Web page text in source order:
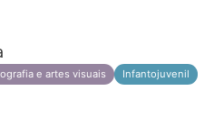
e artes visuais Infantojuvenil